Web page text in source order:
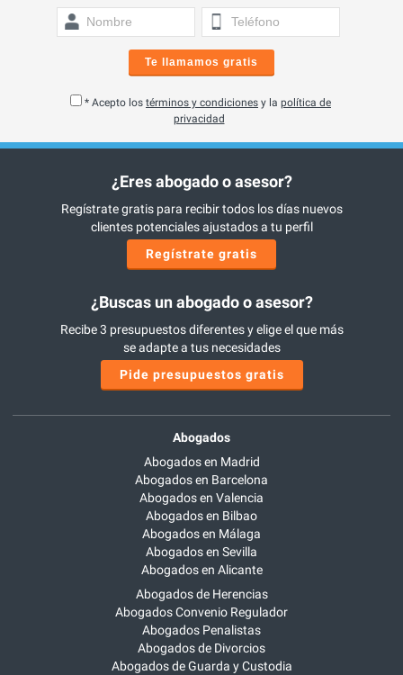
Te llamamos gratis
* Acepto los términos y condiciones y la política de
privacidad
¿Eres abogado o asesor?
Regístrate gratis para recibir todos los días nuevos
clientes potenciales ajustados a tu perfil
Regístrate gratis
¿Buscas un abogado o asesor?
Recibe 3 presupuestos diferentes y elige el que más
se adapte a tus necesidades
Pide presupuestos gratis
Abogados
Abogados en Madrid
Abogados en Barcelona
Abogados en Valencia
Abogados en Bilbao
Abogados en Málaga
Abogados en Sevilla
Abogados en Alicante
Abogados de Herencias
Abogados Convenio Regulador
Abogados Penalistas
Abogados de Divorcios
Abogados de Guarda y Custodia